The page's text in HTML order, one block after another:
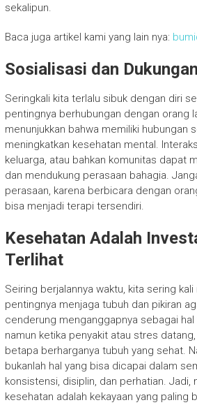
sekalipun.
Baca juga artikel kami yang lain nya:
Sosialisasi dan
Seringkali kita terlalu sibuk dengan diri
pentingnya berhubungan dengan orang
menunjukkan bahwa memiliki hubungan
meningkatkan kesehatan mental.
keluarga, atau bahkan komunitas dapat
dan mendukung perasaan bahagia.
perasaan, karena berbicara dengan
bisa menjadi terapi tersendiri.
Kesehatan Adalah
Terlihat
Seiring berjalannya waktu, kita sering
pentingnya menjaga tubuh dan pikiran
cenderung menganggapnya sebagai hal
namun ketika penyakit atau stres
betapa berharganya tubuh yang sehat.
bukanlah hal yang bisa dicapai dalam
konsistensi, disiplin, dan perhatian. Jadi,
kesehatan adalah kekayaan yang paling